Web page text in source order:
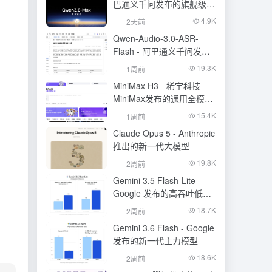
巴通义千问发布的旗舰级大
模型2天前 4.9K
Qwen-Audio-3.0-ASR-
Flash - 阿里通义千问发布
的语音识别大模型
1周前 19.3K
MiniMax H3 - 稀宇科技
MiniMax发布的通用全模态
生成模型
1周前 15.4K
Claude Opus 5 - Anthropic
推出的新一代大模型
2周前 19.8K
Gemini 3.5 Flash-Lite -
Google 发布的高吞吐低成
本模型
2周前 18.7K
Gemini 3.6 Flash - Google
发布的新一代主力模型
2周前 18.6K